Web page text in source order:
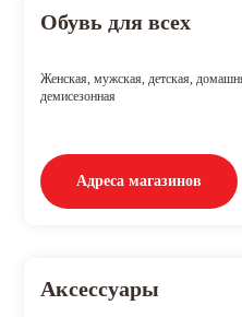
Обувь для всех
Женская, мужская, детская,
демисезонная
Адреса магазинов
Аксессуары